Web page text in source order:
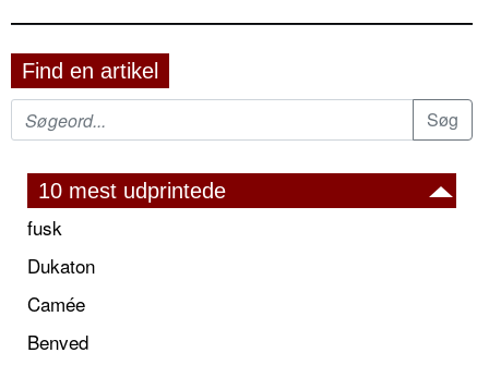
Find en artikel
10 mest udprintede
fusk
Dukaton
Camée
Benved